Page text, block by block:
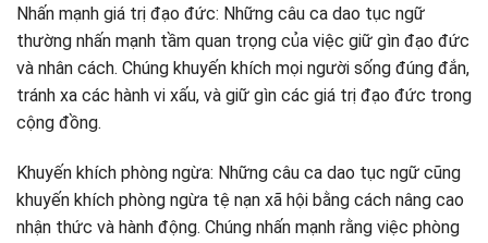
Nhấn mạnh giá trị đạo đức: Những câu ca dao tục ngữ
thường nhấn mạnh tầm quan trọng của việc giữ gìn đạo đức
và nhân cách. Chúng khuyến khích mọi người sống đúng đắn,
tránh xa các hành vi xấu, và giữ gìn các giá trị đạo đức trong
cộng đồng.
Khuyến khích phòng ngừa: Những câu ca dao tục ngữ cũng
khuyến khích phòng ngừa tệ nạn xã hội bằng cách nâng cao
nhận thức và hành động. Chúng nhấn mạnh rằng việc phòng